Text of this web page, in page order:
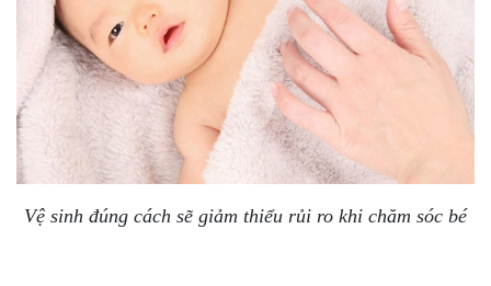
Vệ sinh đúng cách sẽ giảm thiểu rủi ro khi chăm sóc bé